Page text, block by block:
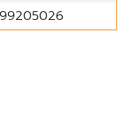
99205026